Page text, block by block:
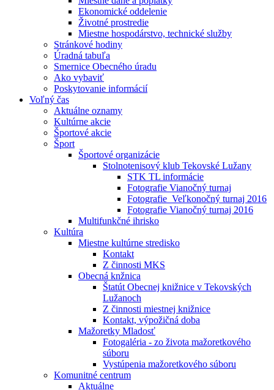
Ekonomické oddelenie
Životné prostredie
Miestne hospodárstvo, technické služby
Stránkové hodiny
Úradná tabuľa
Smernice Obecného úradu
Ako vybaviť
Poskytovanie informácií
Voľný čas
Aktuálne oznamy
Kultúrne akcie
Športové akcie
Šport
Športové organizácie
Stolnotenisový klub Tekovské Lužany
STK TL informácie
Fotografie Vianočný turnaj
Fotografie_Veľkonočný turnaj 2016
Fotografie Vianočný turnaj 2016
Multifunkčné ihrisko
Kultúra
Miestne kultúrne stredisko
Kontakt
Z činnosti MKS
Obecná knžnica
Štatút Obecnej knižnice v Tekovských
Lužanoch
Z činnosti miestnej knižnice
Kontakt, výpožičná doba
Mažoretky Mladosť
Fotogaléria - zo života mažoretkového
súboru
Vystúpenia mažoretkového súboru
Komunitné centrum
Aktuálne